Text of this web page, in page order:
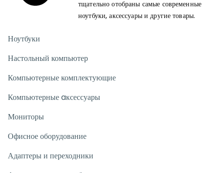
тщательно отобраны самые современные
ноутбуки, аксессуары и другие товары.
Ноутбуки
Настольный компьютер
Компьютерные комплектующие
Компьютерные aксессуары
Мониторы
Офисное оборудование
Адаптеры и переходники